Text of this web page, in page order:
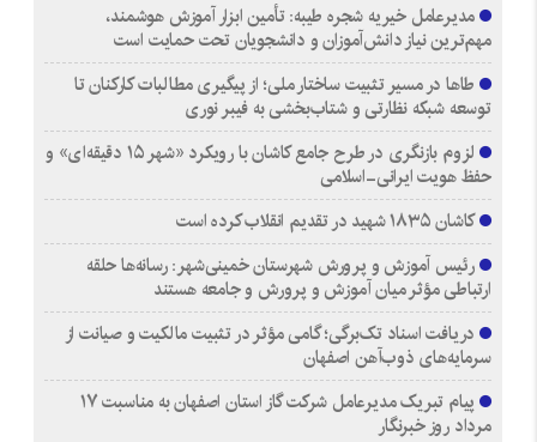
مدیرعامل خیریه شجره طیبه: تأمین ابزار آموزش هوشمند،
مهم‌ترین نیاز دانش‌آموزان و دانشجویان تحت حمایت است
طاها در مسیر تثبیت ساختار ملی؛ از پیگیری مطالبات کارکنان تا
توسعه شبکه نظارتی و شتاب‌بخشی به فیبر نوری
لزوم بازنگری در طرح جامع کاشان با رویکرد «شهر ۱۵ دقیقه‌ای» و
حفظ هویت ایرانی-اسلامی
کاشان ۱۸۳۵ شهید در تقدیم انقلاب کرده است
رئیس آموزش و پرورش شهرستان خمینی‌شهر: رسانه‌ها حلقه
ارتباطی مؤثر میان آموزش و پرورش و جامعه هستند
دریافت اسناد تک‌برگی؛ گامی مؤثر در تثبیت مالکیت و صیانت از
سرمایه‌های ذوب‌آهن اصفهان
پیام تبریک مدیرعامل شرکت گاز استان اصفهان به مناسبت ۱۷
مرداد روز خبرنگار